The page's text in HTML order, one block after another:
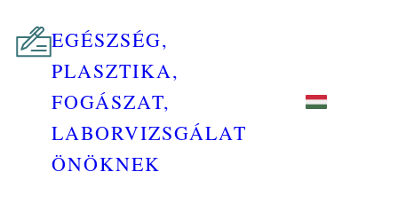
EGÉSZSÉG,
PLASZTIKA,
FOGÁSZAT,
LABORVIZSGÁLAT
ÖNÖKNEK